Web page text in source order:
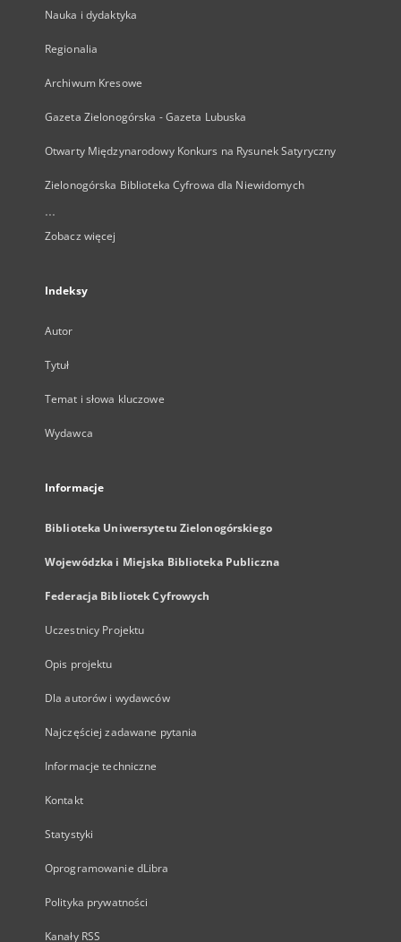
Nauka i dydaktyka
Regionalia
Archiwum Kresowe
Gazeta Zielonogórska - Gazeta Lubuska
Otwarty Międzynarodowy Konkurs na Rysunek Satyryczny
Zielonogórska Biblioteka Cyfrowa dla Niewidomych
...
Zobacz więcej
Indeksy
Autor
Tytuł
Temat i słowa kluczowe
Wydawca
Informacje
Biblioteka Uniwersytetu Zielonogórskiego
Wojewódzka i Miejska Biblioteka Publiczna
Federacja Bibliotek Cyfrowych
Uczestnicy Projektu
Opis projektu
Dla autorów i wydawców
Najczęściej zadawane pytania
Informacje techniczne
Kontakt
Statystyki
Oprogramowanie dLibra
Polityka prywatności
Kanały RSS